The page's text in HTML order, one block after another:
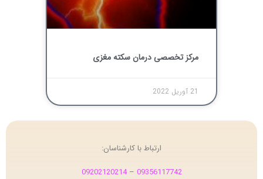
مرکز تخصصی درمان سکته مغزی
21 آوریل 2022
ارتباط با کارشناسان:
09356117742
–
09202120214